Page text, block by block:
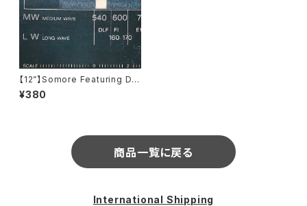
【12”】Somore Featuring Da
mon Trueitt / I Refuse (Wh
at You Want) (XL Recordin
¥380
商品一覧に戻る
International Shipping